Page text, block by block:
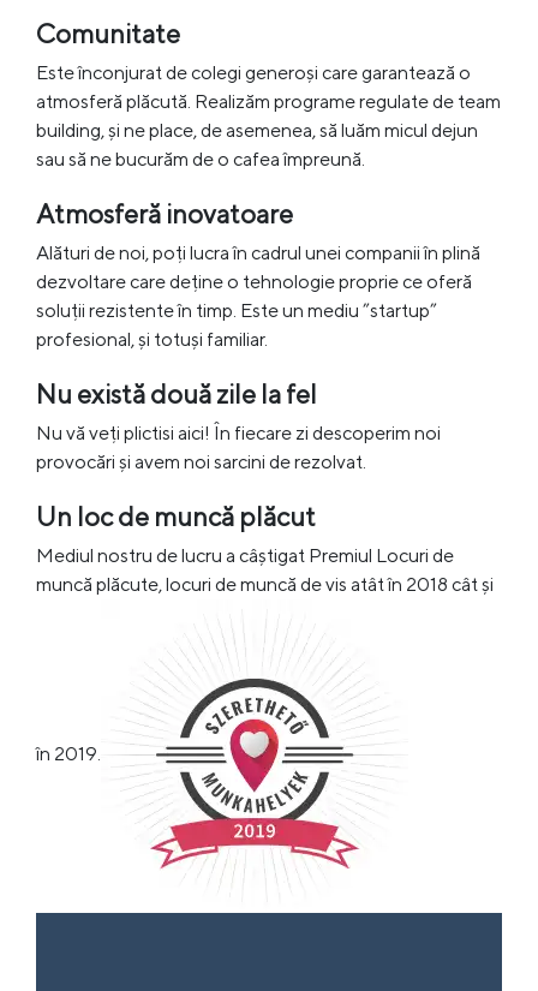
Comunitate
Este înconjurat de colegi generoși care garantează o
atmosferă plăcută. Realizăm programe regulate de team
building, și ne place, de asemenea, să luăm micul dejun
sau să ne bucurăm de o cafea împreună.
Atmosferă inovatoare
Alături de noi, poți lucra în cadrul unei companii în plină
dezvoltare care deține o tehnologie proprie ce oferă
soluții rezistente în timp. Este un mediu ”startup”
profesional, și totuși familiar.
Nu există două zile la fel
Nu vă veți plictisi aici! În fiecare zi descoperim noi
provocări și avem noi sarcini de rezolvat.
Un loc de muncă plăcut
Mediul nostru de lucru a câștigat Premiul Locuri de
muncă plăcute, locuri de muncă de vis atât în 2018 cât și
în 2019.